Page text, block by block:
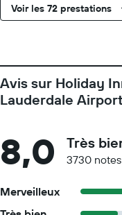
Voir les 72 prestations
Avis sur Holiday
Lauderdale
8,0 Très
3730
Merveilleux